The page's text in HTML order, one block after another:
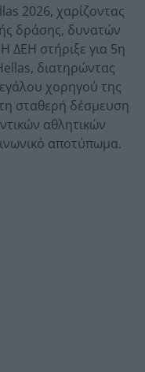
2026, χαρίζοντας
δράσης, δυνατών
ΔΕΗ στήριξε για 5η
διατηρώντας
χορηγού της
σταθερή δέσμευση
αθλητικών
αποτύπωμα.